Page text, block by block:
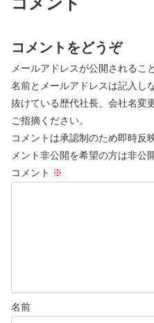
コメントをどうぞ
メールアドレスが公開されるこ
名前とメールアドレスは記入し
抜けている歴代社長、会社名変
ご指摘ください。
コメントは承認制のため即時反
メント非公開を希望の方は非公
コメント ※
名前